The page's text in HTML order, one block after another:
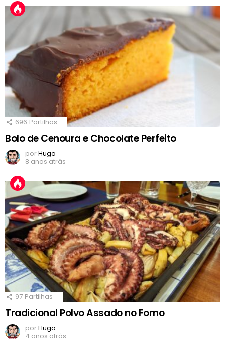
696 Partilhas
Bolo de Cenoura e Chocolate Perfeito
porHugo
8 anos atrás
97 Partilhas
Tradicional Polvo Assado no Forno
porHugo
4 anos atrás